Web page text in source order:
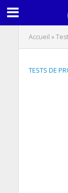
Accueil »
TESTS DE